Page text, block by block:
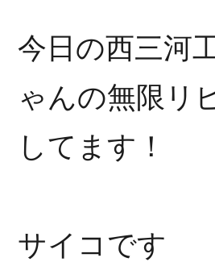
今日の西三河
ゃんの無限リ
してます！
サイコです